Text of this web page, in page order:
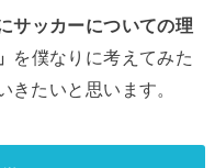
サッカーについての理
を僕なりに考えてみた
きたいと思います。